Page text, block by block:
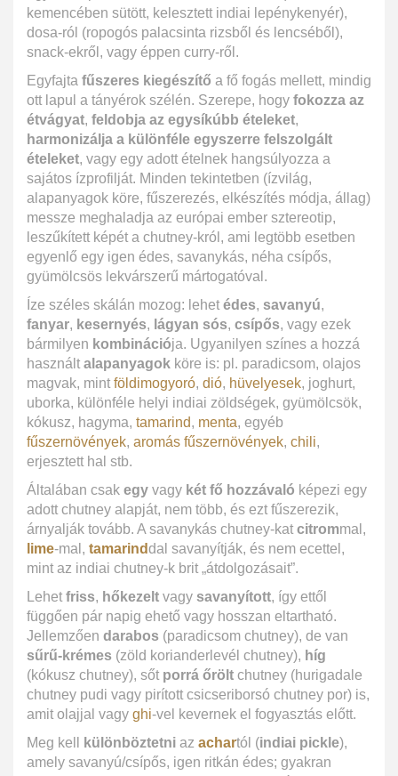
kemencében sütött, kelesztett indiai lepénykenyér),
dosa-ról (ropogós palacsinta rizsből és lencséből),
snack-ekről, vagy éppen curry-ről.
Egyfajta fűszeres kiegészítő a fő fogás mellett, mindig
ott lapul a tányérok szélén. Szerepe, hogy fokozza az
étvágyat, feldobja az egysíkúbb ételeket,
harmonizálja a különféle egyszerre felszolgált
ételeket, vagy egy adott ételnek hangsúlyozza a
sajátos ízprofilját. Minden tekintetben (ízvilág,
alapanyagok köre, fűszerezés, elkészítés módja, állag)
messze meghaladja az európai ember sztereotip,
leszűkített képét a chutney-król, ami legtöbb esetben
egyenlő egy igen édes, savanykás, néha csípős,
gyümölcsös lekvárszerű mártogatóval.
Íze széles skálán mozog: lehet édes, savanyú,
fanyar, kesernyés, lágyan sós, csípős, vagy ezek
bármilyen kombinációja. Ugyanilyen színes a hozzá
használt alapanyagok köre is: pl. paradicsom, olajos
magvak, mint földimogyoró, dió, hüvelyesek, joghurt,
uborka, különféle helyi indiai zöldségek, gyümölcsök,
kókusz, hagyma, tamarind, menta, egyéb
fűszernövények, aromás fűszernövények, chili,
erjesztett hal stb.
Általában csak egy vagy két fő hozzávaló képezi egy
adott chutney alapját, nem több, és ezt fűszerezik,
árnyalják tovább. A savanykás chutney-kat citrommal,
lime-mal, tamarinddal savanyítják, és nem ecettel,
mint az indiai chutney-k brit „átdolgozásait”.
Lehet friss, hőkezelt vagy savanyított, így ettől
függően pár napig ehető vagy hosszan eltartható.
Jellemzően darabos (paradicsom chutney), de van
sűrű-krémes (zöld korianderlevél chutney), híg
(kókusz chutney), sőt porrá őrölt chutney (hurigadale
chutney pudi vagy pirított csicseriborsó chutney por) is,
amit olajjal vagy ghi-vel kevernek el fogyasztás előtt.
Meg kell
különböztetni az achartól (indiai pickle),
amely savanyú/csípős, igen ritkán édes; gyakran